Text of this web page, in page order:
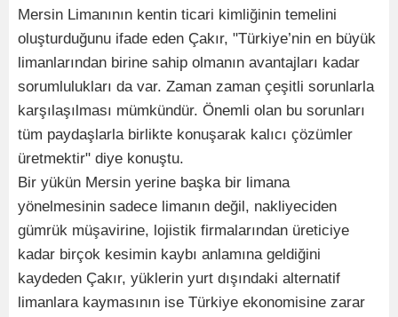
Mersin Limanının kentin ticari kimliğinin temelini
oluşturduğunu ifade eden Çakır, "Türkiye’nin en büyük
limanlarından birine sahip olmanın avantajları kadar
sorumlulukları da var. Zaman zaman çeşitli sorunlarla
karşılaşılması mümkündür. Önemli olan bu sorunları
tüm paydaşlarla birlikte konuşarak kalıcı çözümler
üretmektir" diye konuştu.
Bir yükün Mersin yerine başka bir limana
yönelmesinin sadece limanın değil, nakliyeciden
gümrük müşavirine, lojistik firmalarından üreticiye
kadar birçok kesimin kaybı anlamına geldiğini
kaydeden Çakır, yüklerin yurt dışındaki alternatif
limanlara kaymasının ise Türkiye ekonomisine zarar